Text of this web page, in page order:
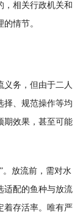
，相关行政机关和
情节。
义务，但由于二人
择、规范操作等均
期效果，甚至可能
。放流前，需对水
适配的鱼种与放流
着存活率。唯有严